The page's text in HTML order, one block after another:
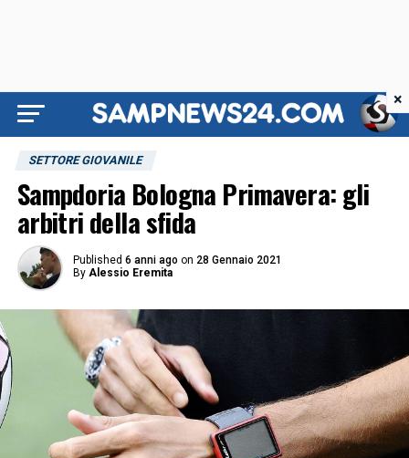
SETTORE GIOVANILE
Sampdoria Bologna Primavera: gli
arbitri della sfida
Published 6 anni ago on 28 Gennaio 2021
By Alessio Eremita
×